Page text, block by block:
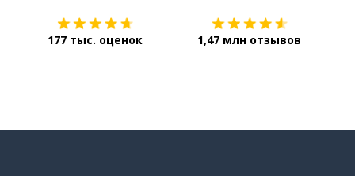
177 тыс. оценок 1,47 млн отзывов